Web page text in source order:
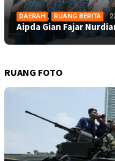
DAERAH , RUANG BERITA
Aipda Gian Fajar
RUANG FOTO